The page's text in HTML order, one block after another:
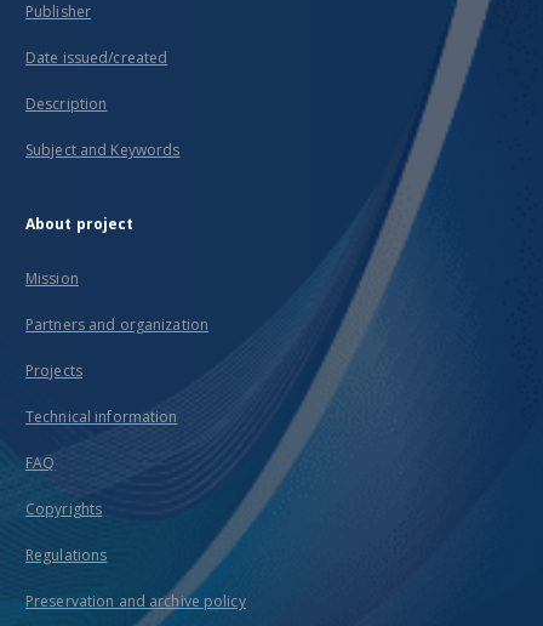
Publisher
Date issued/created
Description
Subject and Keywords
About project
Mission
Partners and organization
Projects
Technical information
FAQ
Copyrights
Regulations
Preservation and archive policy